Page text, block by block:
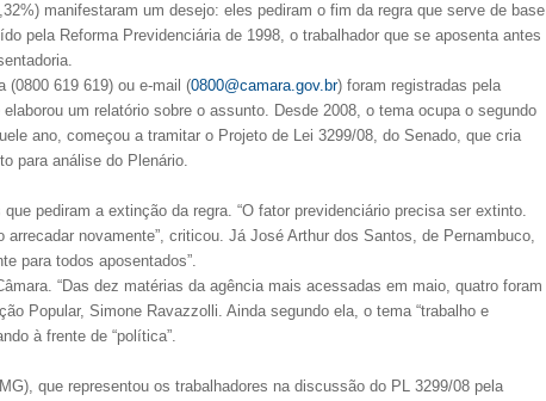
manifestaram um desejo: eles pediram o fim da regra que serve de base
pela Reforma Previdenciária de 1998, o trabalhador que se aposenta antes
(0800 619 619) ou e-mail (0800@camara.gov.br) foram registradas pela
um relatório sobre o assunto. Desde 2008, o tema ocupa o segundo
ano, começou a tramitar o Projeto de Lei 3299/08, do Senado, que cria
para análise do Plenário.
pediram a extinção da regra. “O fator previdenciário precisa ser extinto.
novamente”, criticou. Já José Arthur dos Santos, de Pernambuco,
para todos aposentados”.
“Das dez matérias da agência mais acessadas em maio, quatro foram
Popular, Simone Ravazzolli. Ainda segundo ela, o tema “trabalho e
à frente de “política”.
que representou os trabalhadores na discussão do PL 3299/08 pela